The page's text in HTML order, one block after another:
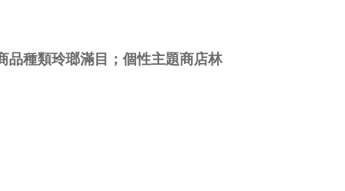
品種類玲瑯滿目；個性主題商店林